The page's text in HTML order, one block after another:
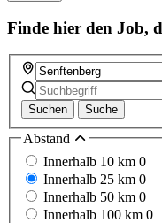
Finde hier den Job,
Suchen Suche
Abstand
Innerhalb 10 km 0
Innerhalb 25 km 0
Innerhalb 50 km 0
Innerhalb 100 km 0